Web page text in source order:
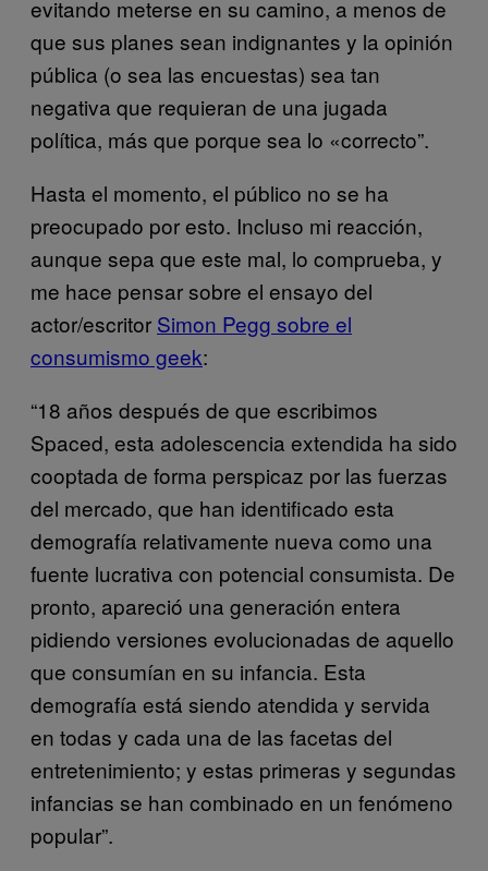
evitando meterse en su camino, a menos de
que sus planes sean indignantes y la opinión
pública (o sea las encuestas) sea tan
negativa que requieran de una jugada
política, más que porque sea lo «correcto”.
Hasta el momento, el público no se ha
preocupado por esto. Incluso mi reacción,
aunque sepa que este mal, lo comprueba, y
me hace pensar sobre el ensayo del
actor/escritor Simon Pegg sobre el
consumismo geek:
“18 años después de que escribimos
Spaced, esta adolescencia extendida ha sido
cooptada de forma perspicaz por las fuerzas
del mercado, que han identificado esta
demografía relativamente nueva como una
fuente lucrativa con potencial consumista. De
pronto, apareció una generación entera
pidiendo versiones evolucionadas de aquello
que consumían en su infancia. Esta
demografía está siendo atendida y servida
en todas y cada una de las facetas del
entretenimiento; y estas primeras y segundas
infancias se han combinado en un fenómeno
popular”.